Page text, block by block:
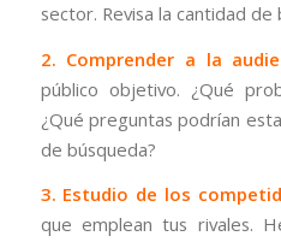
sector. Revisa la cantidad de
2. Comprender a la
público objetivo. ¿Qué
¿Qué preguntas podrían
de búsqueda?
3. Estudio de los
que emplean tus rivales.